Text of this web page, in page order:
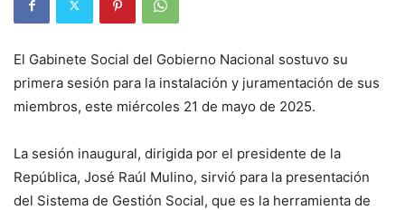
El Gabinete Social del Gobierno Nacional sostuvo su
primera sesión para la instalación y juramentación de sus
miembros, este miércoles 21 de mayo de 2025.
La sesión inaugural, dirigida por el presidente de la
República, José Raúl Mulino, sirvió para la presentación
del Sistema de Gestión Social, que es la herramienta de